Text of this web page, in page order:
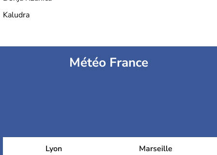
Kaludra
Météo France
Lyon Marseille